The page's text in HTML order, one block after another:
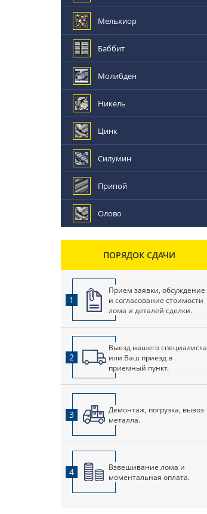
Мельхиор
Баббит
Молибден
Никель
Цинк
Силумин
Припой
Олово
ПОРЯДОК СДАЧИ
1
Прием заявки, обсуждение
и согласование стоимости
лома и деталей сделки.
2
Выезд нашего специалиста
или Ваш приезд в
приемный пункт.
3
Демонтаж, погрузка, вывоз
металла.
4
Взвешивание лома и
моментальная оплата.